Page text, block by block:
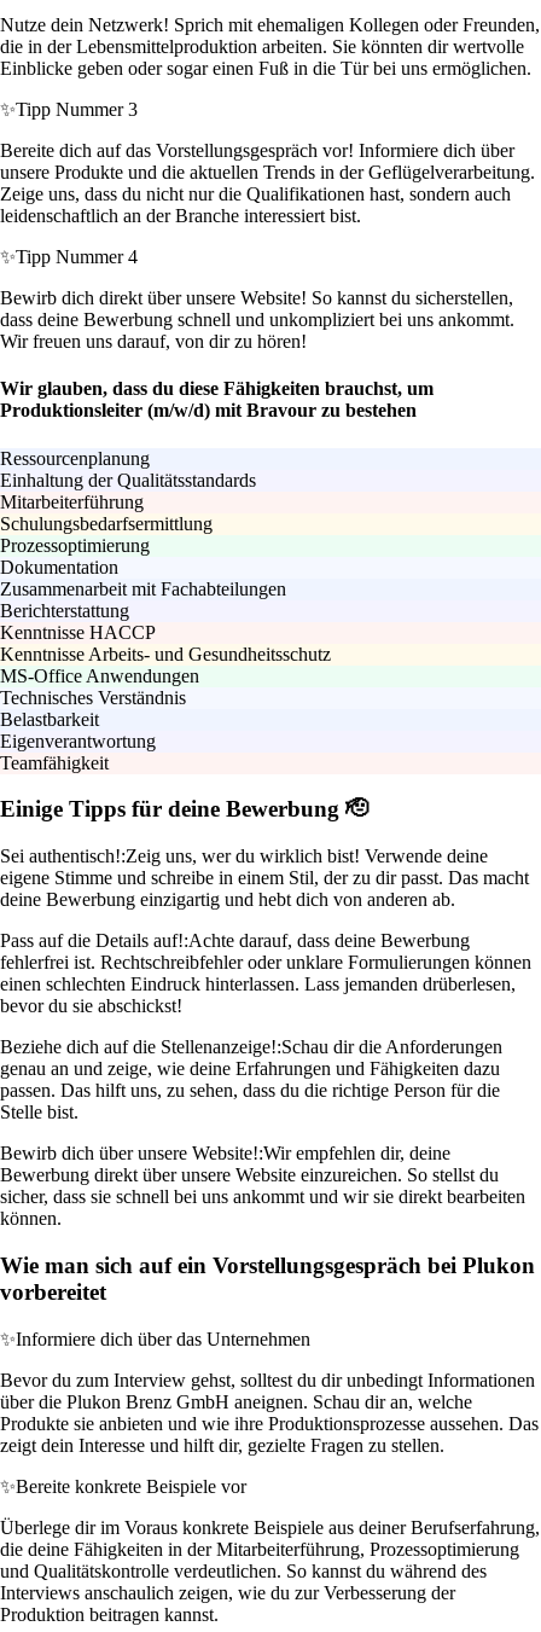
Nutze dein Netzwerk! Sprich mit ehemaligen Kollegen oder Freunden,
die in der Lebensmittelproduktion arbeiten. Sie könnten dir wertvolle
Einblicke geben oder sogar einen Fuß in die Tür bei uns ermöglichen.
✨Tipp Nummer 3
Bereite dich auf das Vorstellungsgespräch vor! Informiere dich über
unsere Produkte und die aktuellen Trends in der Geflügelverarbeitung.
Zeige uns, dass du nicht nur die Qualifikationen hast, sondern auch
leidenschaftlich an der Branche interessiert bist.
✨Tipp Nummer 4
Bewirb dich direkt über unsere Website! So kannst du sicherstellen,
dass deine Bewerbung schnell und unkompliziert bei uns ankommt.
Wir freuen uns darauf, von dir zu hören!
Wir glauben, dass du diese Fähigkeiten brauchst, um
Produktionsleiter (m/w/d) mit Bravour zu bestehen
Ressourcenplanung
Einhaltung der Qualitätsstandards
Mitarbeiterführung
Schulungsbedarfsermittlung
Prozessoptimierung
Dokumentation
Zusammenarbeit mit Fachabteilungen
Berichterstattung
Kenntnisse HACCP
Kenntnisse Arbeits- und Gesundheitsschutz
MS-Office Anwendungen
Technisches Verständnis
Belastbarkeit
Eigenverantwortung
Teamfähigkeit
Einige Tipps für deine Bewerbung 🫡
Sei authentisch!:Zeig uns, wer du wirklich bist! Verwende deine
eigene Stimme und schreibe in einem Stil, der zu dir passt. Das macht
deine Bewerbung einzigartig und hebt dich von anderen ab.
Pass auf die Details auf!:Achte darauf, dass deine Bewerbung
fehlerfrei ist. Rechtschreibfehler oder unklare Formulierungen können
einen schlechten Eindruck hinterlassen. Lass jemanden drüberlesen,
bevor du sie abschickst!
Beziehe dich auf die Stellenanzeige!:Schau dir die Anforderungen
genau an und zeige, wie deine Erfahrungen und Fähigkeiten dazu
passen. Das hilft uns, zu sehen, dass du die richtige Person für die
Stelle bist.
Bewirb dich über unsere Website!:Wir empfehlen dir, deine
Bewerbung direkt über unsere Website einzureichen. So stellst du
sicher, dass sie schnell bei uns ankommt und wir sie direkt bearbeiten
können.
Wie man sich auf ein Vorstellungsgespräch bei Plukon
vorbereitet
✨Informiere dich über das Unternehmen
Bevor du zum Interview gehst, solltest du dir unbedingt Informationen
über die Plukon Brenz GmbH aneignen. Schau dir an, welche
Produkte sie anbieten und wie ihre Produktionsprozesse aussehen. Das
zeigt dein Interesse und hilft dir, gezielte Fragen zu stellen.
✨Bereite konkrete Beispiele vor
Überlege dir im Voraus konkrete Beispiele aus deiner Berufserfahrung,
die deine Fähigkeiten in der Mitarbeiterführung, Prozessoptimierung
und Qualitätskontrolle verdeutlichen. So kannst du während des
Interviews anschaulich zeigen, wie du zur Verbesserung der
Produktion beitragen kannst.